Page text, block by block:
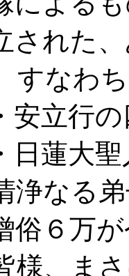
された
すなわ
安立行
日蓮大
浄なる
俗６万
様、ま